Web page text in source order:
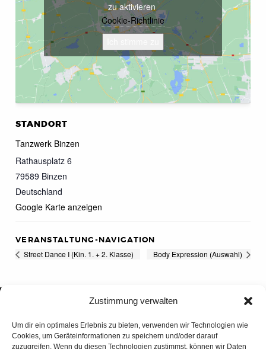
Zustimmung verwalten
Um dir ein optimales Erlebnis zu bieten, verwenden wir Technologien wie
Cookies, um Geräteinformationen zu speichern und/oder darauf
zuzugreifen. Wenn du diesen Technologien zustimmst, können wir Daten
STANDORT
Tanzwerk Binzen
Rathausplatz 6
79589 Binzen
Deutschland
Google Karte anzeigen
zu aktivieren
Cookie-Richtlinie
VERANSTALTUNG-NAVIGATION
Street Dance I (Kin. 1. + 2. Klasse) Body Expression (Auswahl)